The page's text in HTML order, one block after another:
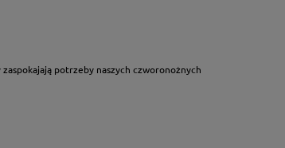
potrzeby naszych czworonożnych